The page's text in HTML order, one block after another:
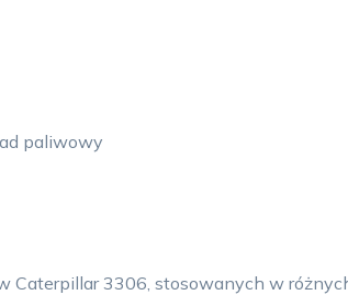
paliwowy
Caterpillar 3306, stosowanych w